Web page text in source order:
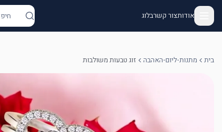
אודותצור קשרבלוג
בית מתנות-ליום-האהבה זוג טבעות משולבות